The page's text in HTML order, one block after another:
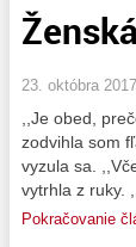
23. októbra
,,Je obed,
zodvihla som
vyzula sa.
vytrhla z ruky.
Pokračovanie